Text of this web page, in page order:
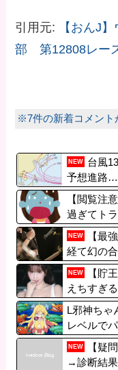
引用元:
【おんJ
部 第12808レー
※7件の新着コメント
NEW
台風
予想進路…
【閲覧注
過ぎてト
www
NEW
【最
経て幻の
NEW
【貯
えちすぎ
L邪神ちゃ
レベルで
がキツい
NEW
【疑
→診断結